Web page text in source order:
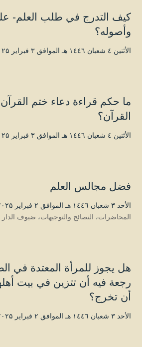
كيف التدرج في طلب العلم-
وأصوله؟
الأثنين ٤ شعبان ۱٤٤٦ هـ الموافق ۳ فبراير ۲۰۲۵ مـ |
ما حكم قراءة دعاء ختم
القرآن؟
الأثنين ٤ شعبان ۱٤٤٦ هـ الموافق ۳ فبراير ۲۰۲۵ مـ |
فضل مجالس العلم
الأحد ۳ شعبان ۱٤٤٦ هـ الموافق ۲ فبراير ۲۰۲۵ مـ |
المحاضرات، النصائح والتوجيهات، ضيوف الدار
هل يجوز للمرأة المعتدة في
رجعة فيه أن تتزين في بيت
أن تخرج؟
الأحد ۳ شعبان ۱٤٤٦ هـ الموافق ۲ فبراير ۲۰۲۵ مـ |